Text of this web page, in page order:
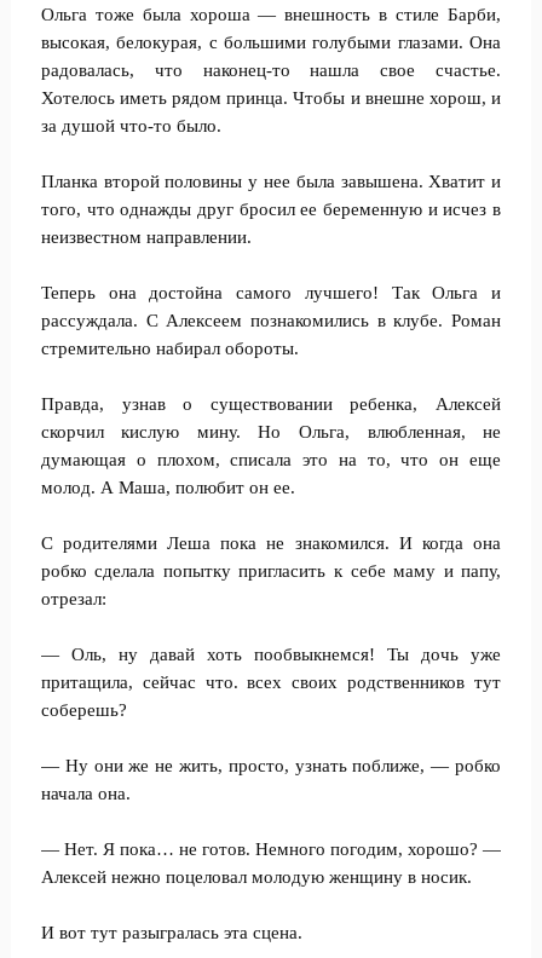
Ольга тоже была хороша — внешность в стиле Барби,
высокая, белокурая, с большими голубыми глазами. Она
радовалась, что наконец-то нашла свое счастье.
Хотелось иметь рядом принца. Чтобы и внешне хорош, и
за душой что-то было.
Планка второй половины у нее была завышена. Хватит и
того, что однажды друг бросил ее беременную и исчез в
неизвестном направлении.
Теперь она достойна самого лучшего! Так Ольга и
рассуждала. С Алексеем познакомились в клубе. Роман
стремительно набирал обороты.
Правда, узнав о существовании ребенка, Алексей
скорчил кислую мину. Но Ольга, влюбленная, не
думающая о плохом, списала это на то, что он еще
молод. А Маша, полюбит он ее.
С родителями Леша пока не знакомился. И когда она
робко сделала попытку пригласить к себе маму и папу,
отрезал:
— Оль, ну давай хоть пообвыкнемся! Ты дочь уже
притащила, сейчас что. всех своих родственников тут
соберешь?
— Ну они же не жить, просто, узнать поближе, — робко
начала она.
— Нет. Я пока… не готов. Немного погодим, хорошо? —
Алексей нежно поцеловал молодую женщину в носик.
И вот тут разыгралась эта сцена.